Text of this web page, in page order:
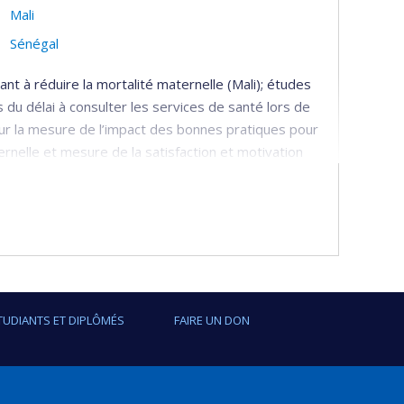
Mali
Sénégal
à réduire la mortalité maternelle (Mali); études
délai à consulter les services de santé lors de
la mesure de l’impact des bonnes pratiques pour
et mesure de la satisfaction et motivation
pays en développement; évaluation et
ET DIPLÔMÉS FAIRE UN DON